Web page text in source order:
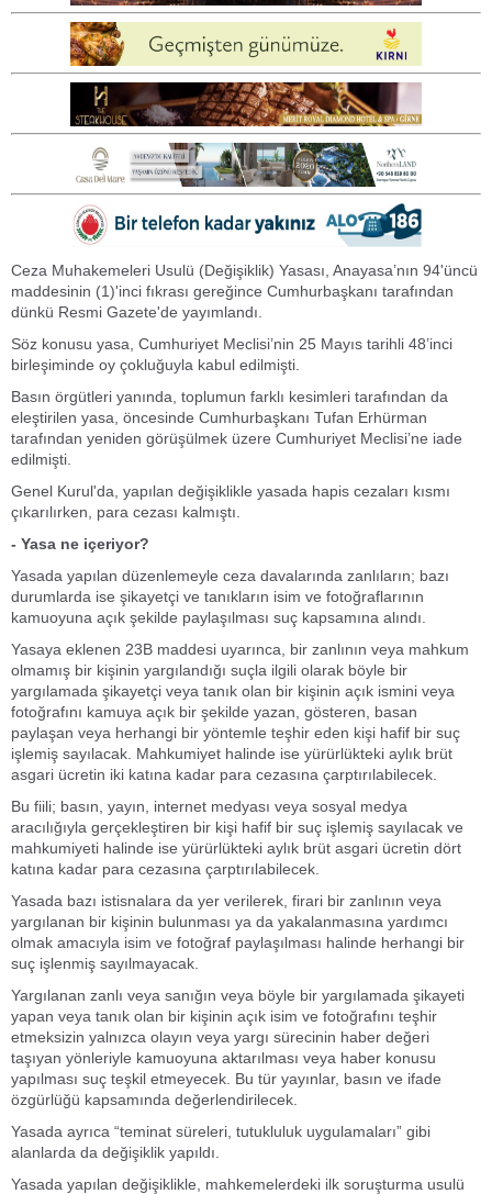
Ceza Muhakemeleri Usulü (Değişiklik) Yasası, Anayasa’nın 94'üncü
maddesinin (1)'inci fıkrası gereğince Cumhurbaşkanı tarafından
dünkü Resmi Gazete'de yayımlandı.
Söz konusu yasa, Cumhuriyet Meclisi’nin 25 Mayıs tarihli 48’inci
birleşiminde oy çokluğuyla kabul edilmişti.
Basın örgütleri yanında, toplumun farklı kesimleri tarafından da
eleştirilen yasa, öncesinde Cumhurbaşkanı Tufan Erhürman
tarafından yeniden görüşülmek üzere Cumhuriyet Meclisi’ne iade
edilmişti.
Genel Kurul'da, yapılan değişiklikle yasada hapis cezaları kısmı
çıkarılırken, para cezası kalmıştı.
- Yasa ne içeriyor?
Yasada yapılan düzenlemeyle ceza davalarında zanlıların; bazı
durumlarda ise şikayetçi ve tanıkların isim ve fotoğraflarının
kamuoyuna açık şekilde paylaşılması suç kapsamına alındı.
Yasaya eklenen 23B maddesi uyarınca, bir zanlının veya mahkum
olmamış bir kişinin yargılandığı suçla ilgili olarak böyle bir
yargılamada şikayetçi veya tanık olan bir kişinin açık ismini veya
fotoğrafını kamuya açık bir şekilde yazan, gösteren, basan
paylaşan veya herhangi bir yöntemle teşhir eden kişi hafif bir suç
işlemiş sayılacak. Mahkumiyet halinde ise yürürlükteki aylık brüt
asgari ücretin iki katına kadar para cezasına çarptırılabilecek.
Bu fiili; basın, yayın, internet medyası veya sosyal medya
aracılığıyla gerçekleştiren bir kişi hafif bir suç işlemiş sayılacak ve
mahkumiyeti halinde ise yürürlükteki aylık brüt asgari ücretin dört
katına kadar para cezasına çarptırılabilecek.
Yasada bazı istisnalara da yer verilerek, firari bir zanlının veya
yargılanan bir kişinin bulunması ya da yakalanmasına yardımcı
olmak amacıyla isim ve fotoğraf paylaşılması halinde herhangi bir
suç işlenmiş sayılmayacak.
Yargılanan zanlı veya sanığın veya böyle bir yargılamada şikayeti
yapan veya tanık olan bir kişinin açık isim ve fotoğrafını teşhir
etmeksizin yalnızca olayın veya yargı sürecinin haber değeri
taşıyan yönleriyle kamuoyuna aktarılması veya haber konusu
yapılması suç teşkil etmeyecek. Bu tür yayınlar, basın ve ifade
özgürlüğü kapsamında değerlendirilecek.
Yasada ayrıca “teminat süreleri, tutukluluk uygulamaları” gibi
alanlarda da değişiklik yapıldı.
Yasada yapılan değişiklikle, mahkemelerdeki ilk soruşturma usulü